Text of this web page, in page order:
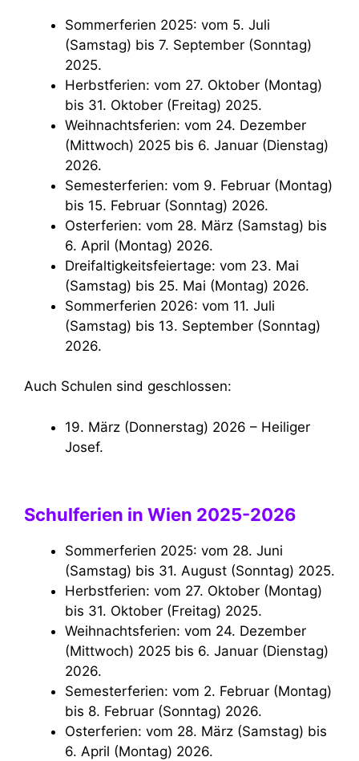
Sommerferien 2025: vom 5. Juli
(Samstag) bis 7. September (Sonntag)
2025.
Herbstferien: vom 27. Oktober (Montag)
bis 31. Oktober (Freitag) 2025.
Weihnachtsferien: vom 24. Dezember
(Mittwoch) 2025 bis 6. Januar (Dienstag)
2026.
Semesterferien: vom 9. Februar (Montag)
bis 15. Februar (Sonntag) 2026.
Osterferien: vom 28. März (Samstag) bis
6. April (Montag) 2026.
Dreifaltigkeitsfeiertage: vom 23. Mai
(Samstag) bis 25. Mai (Montag) 2026.
Sommerferien 2026: vom 11. Juli
(Samstag) bis 13. September (Sonntag)
2026.
Auch Schulen sind geschlossen:
19. März (Donnerstag) 2026 – Heiliger
Josef.
Schulferien in Wien 2025-2026
Sommerferien 2025: vom 28. Juni
(Samstag) bis 31. August (Sonntag) 2025.
Herbstferien: vom 27. Oktober (Montag)
bis 31. Oktober (Freitag) 2025.
Weihnachtsferien: vom 24. Dezember
(Mittwoch) 2025 bis 6. Januar (Dienstag)
2026.
Semesterferien: vom 2. Februar (Montag)
bis 8. Februar (Sonntag) 2026.
Osterferien: vom 28. März (Samstag) bis
6. April (Montag) 2026.